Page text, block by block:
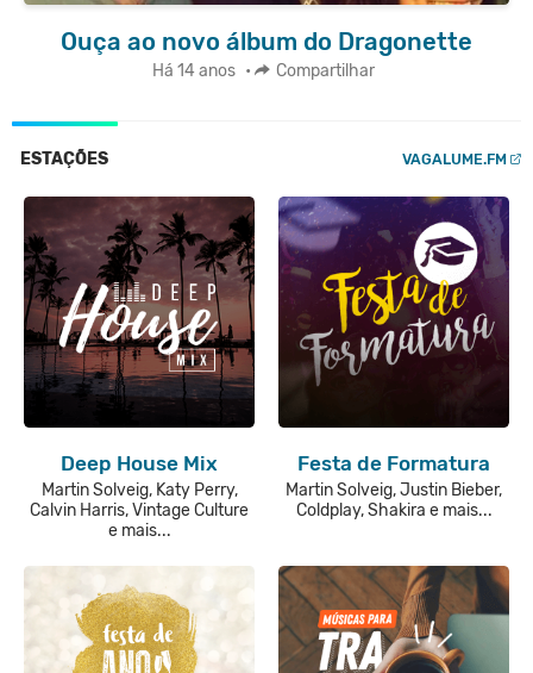
Ouça ao novo álbum do Dragonette
Há 14 anos • Compartilhar
ESTAÇÕES VAGALUME.FM
Deep House Mix
Martin Solveig, Katy Perry,
Calvin Harris, Vintage Culture
e mais...
Festa de Formatura
Martin Solveig, Justin Bieber,
Coldplay, Shakira e mais...